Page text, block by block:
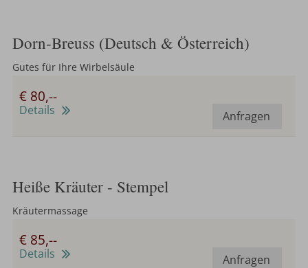
Dorn-Breuss (Deutsch & Österreich)
Gutes für Ihre Wirbelsäule
€ 80,--
Anfragen
Details
Heiße Kräuter - Stempel
Kräutermassage
€ 85,--
Anfragen
Details